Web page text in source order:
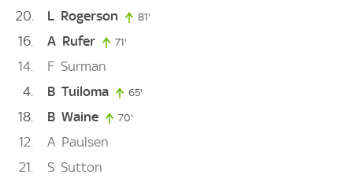
20 L Rogerson 81'
16 A Rufer 71'
14 F Surman
4
B Tuiloma 65'
18 B Waine 70'
12 A Paulsen
21
S Sutton